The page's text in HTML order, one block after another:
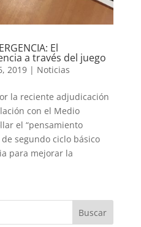
El
a través del juego
2019| Noticias
la reciente adjudicación
con el Medio
el “pensamiento
segundo ciclo básico
para mejorar la
Buscar